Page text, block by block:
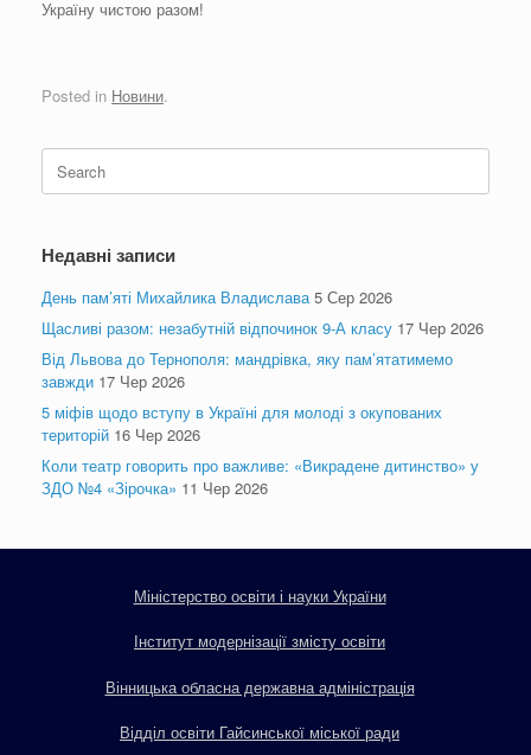
Україну чистою разом!
Posted in Новини.
Search
for:
Недавні записи
День пам’яті Михайлика Владислава 5 Сер 2026
Щасливі разом: незабутній відпочинок 9-А класу 17 Чер 2026
Від Львова до Тернополя: мандрівка, яку пам’ятатимемо
завжди 17 Чер 2026
5 міфів щодо вступу в Україні для молоді з окупованих
територій 16 Чер 2026
Коли театр говорить про важливе: «Викрадене дитинство» у
ЗДО №4 «Зірочка» 11 Чер 2026
Міністерство освіти і науки України
Інститут модернізації змісту освіти
Вінницька обласна державна адміністрація
Відділ освіти Гайсинської міської ради